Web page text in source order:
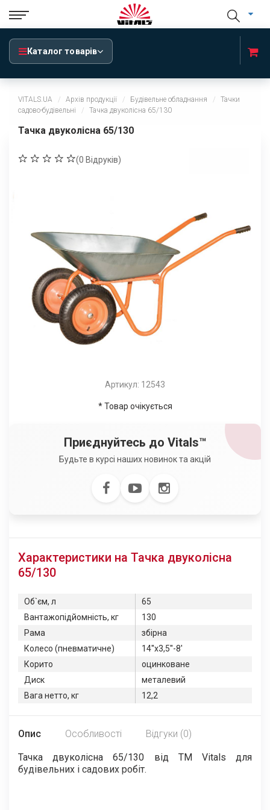
Каталог товарів
VITALS.UA Архів продукції Будівельне обладнання
Тачки
садово-будівельні
Тачка двуколісна 65/130
Тачка двуколісна 65/130
(0 Відруків)
Артикул: 12543
* Товар очікується
Приєднуйтесь до Vitals™
Будьте в курсі наших новинок та акцій
Характеристики на Тачка двуколісна
65/130
Об`єм, л
65
Вантажопідйомність, кг
130
Рама
збірна
Колесо (пневматичне)
14''x3,5''-8'
Корито
оцинковане
Диск
металевий
Вага нетто, кг
12,2
Опис Особливості Відгуки (0)
Тачка двуколісна 65/130 від TM Vitals для
будівельних і садових робіт.